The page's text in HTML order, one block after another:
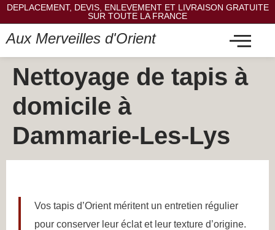
DEPLACEMENT, DEVIS, ENLEVEMENT ET LIVRAISON GRATUITE
SUR TOUTE LA FRANCE
Aux Merveilles d'Orient
Nettoyage de tapis à
domicile à
Dammarie-Les-Lys
Vos tapis d’Orient méritent un entretien régulier
pour conserver leur éclat et leur texture d’origine.